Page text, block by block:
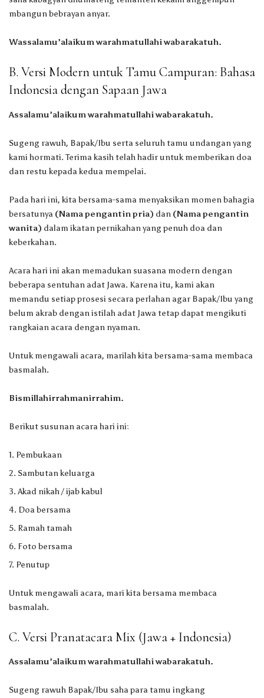
mbangun bebrayan anyar.
Wassalamu’alaikum warahmatullahi wabarakatuh.
B. Versi Modern untuk Tamu Campuran: Bahasa
Indonesia dengan Sapaan Jawa
Assalamu’alaikum warahmatullahi wabarakatuh.
Sugeng rawuh, Bapak/Ibu serta seluruh tamu undangan yang
kami hormati. Terima kasih telah hadir untuk memberikan doa
dan restu kepada kedua mempelai.
Pada hari ini, kita bersama-sama menyaksikan momen bahagia
bersatunya (Nama pengantin pria) dan (Nama pengantin
wanita) dalam ikatan pernikahan yang penuh doa dan
keberkahan.
Acara hari ini akan memadukan suasana modern dengan
beberapa sentuhan adat Jawa. Karena itu, kami akan
memandu setiap prosesi secara perlahan agar Bapak/Ibu yang
belum akrab dengan istilah adat Jawa tetap dapat mengikuti
rangkaian acara dengan nyaman.
Untuk mengawali acara, marilah kita bersama-sama membaca
basmalah.
Bismillahirrahmanirrahim.
Berikut susunan acara hari ini:
Pembukaan
Sambutan keluarga
Akad nikah / ijab kabul
Doa bersama
Ramah tamah
Foto bersama
Penutup
Untuk mengawali acara, mari kita bersama membaca
basmalah.
C. Versi Pranatacara Mix (Jawa + Indonesia)
Assalamu’alaikum warahmatullahi wabarakatuh.
Sugeng rawuh Bapak/Ibu saha para tamu ingkang